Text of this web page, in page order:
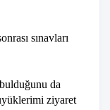
sınavları
da
ziyaret